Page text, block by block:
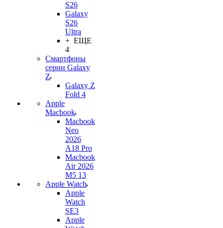
S26
Galaxy
S26
Ultra
+ ЕЩЕ
4
Смартфоны
серии Galaxy
Z
Galaxy Z
Fold 4
Apple
Macbook
Macbook
Neo
2026
A18 Pro
Macbook
Air 2026
M5 13
Apple Watch
Apple
Watch
SE3
Apple